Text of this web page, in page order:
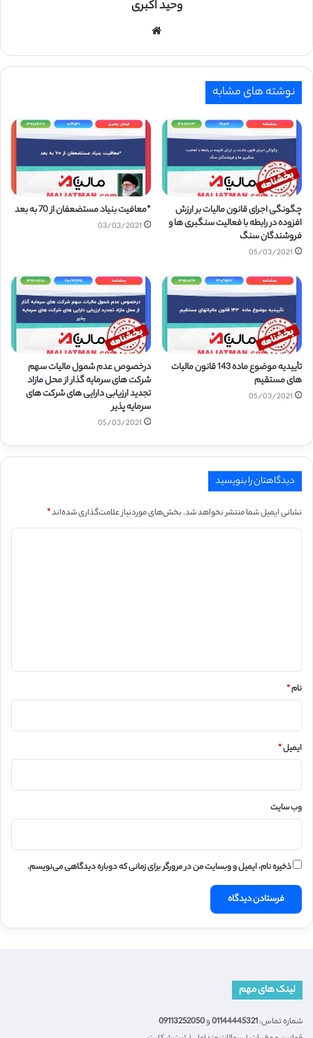
وحید اکبری
نوشته های مشابه
چگونگی اجرای قانون مالیات بر ارزش
افزوده در رابطه با فعالیت سنگبری ها و
فروشندگان سنگ
05/03/2021
*معافیت بنیاد مستضعفان از 70 به بعد
03/03/2021
تأییدیه موضوع ماده 143 قانون مالیات
های مستقیم
05/03/2021
درخصوص عدم شمول مالیات سهم
شرکت های سرمایه گذار از محل مازاد
تجدید ارزیابی دارایی های شرکت های
سرمایه پذیر
05/03/2021
دیدگاهتان را بنویسید
نشانی ایمیل شما منتشر نخواهد شد.بخش‌های موردنیاز علامت‌گذاری شده‌اند*
نام*
ایمیل*
وب‌ سایت
ذخیره نام، ایمیل و وبسایت من در مرورگر برای زمانی که دوباره دیدگاهی می‌نویسم.
لینک های مهم
شماره تماس:01144445321و09113252050